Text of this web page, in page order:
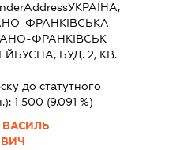
УКРАЇНА,
ФРАНКIВСЬКА
ФРАНКІВСЬК
БУД. 2, КВ.
до статутного
1 500 (9.091 %)